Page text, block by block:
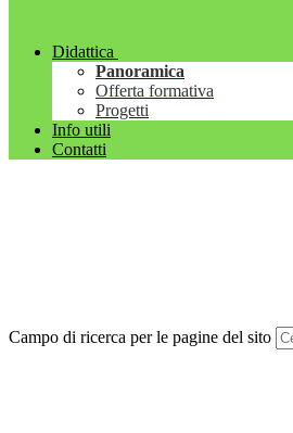
Didattica
Panoramica
Offerta formativa
Progetti
Info utili
Contatti
Campo di ricerca per le pagine del sito